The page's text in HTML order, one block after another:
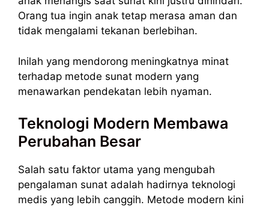
Orang tua ingin anak tetap merasa aman dan
tidak mengalami tekanan berlebihan.
Inilah yang mendorong meningkatnya minat
terhadap metode sunat modern yang
menawarkan pendekatan lebih nyaman.
Teknologi Modern Membawa
Perubahan Besar
Salah satu faktor utama yang mengubah
pengalaman sunat adalah hadirnya teknologi
medis yang lebih canggih. Metode modern kini